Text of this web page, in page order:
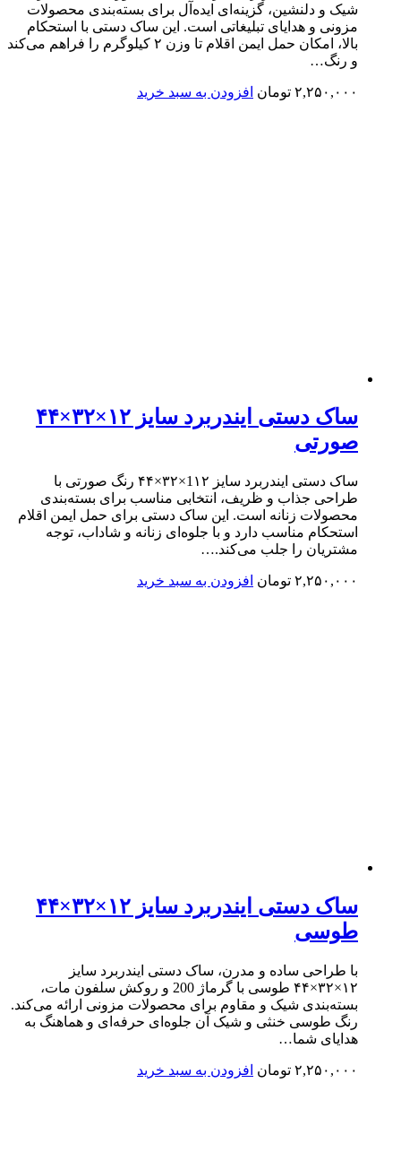
شیک و دلنشین، گزینه‌ای ایده‌آل برای بسته‌بندی محصولات
مزونی و هدایای تبلیغاتی است. این ساک دستی با استحکام
بالا، امکان حمل ایمن اقلام تا وزن ۲ کیلوگرم را فراهم می‌کند
و رنگ…
۲,۲۵۰,۰۰۰ تومان افزودن به سبد خرید
ساک دستی ایندربرد سایز ۱۲×۳۲×۴۴
صورتی
ساک دستی ایندربرد سایز 1۱۲×۳۲×۴۴ رنگ صورتی با
طراحی جذاب و ظریف، انتخابی مناسب برای بسته‌بندی
محصولات زنانه است. این ساک دستی برای حمل ایمن اقلام
استحکام مناسب دارد و با جلوه‌ای زنانه و شاداب، توجه
مشتریان را جلب می‌کند.…
۲,۲۵۰,۰۰۰ تومان افزودن به سبد خرید
ساک دستی ایندربرد سایز ۱۲×۳۲×۴۴
طوسی
با طراحی ساده و مدرن، ساک دستی ایندربرد سایز
۱۲×۳۲×۴۴ طوسی با گرماژ 200 و روکش سلفون مات،
بسته‌بندی شیک و مقاوم برای محصولات مزونی ارائه می‌کند.
رنگ طوسی خنثی و شیک آن جلوه‌ای حرفه‌ای و هماهنگ به
هدایای شما…
۲,۲۵۰,۰۰۰ تومان افزودن به سبد خرید